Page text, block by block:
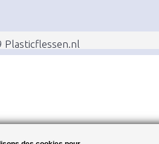
Plasticflessen.nl